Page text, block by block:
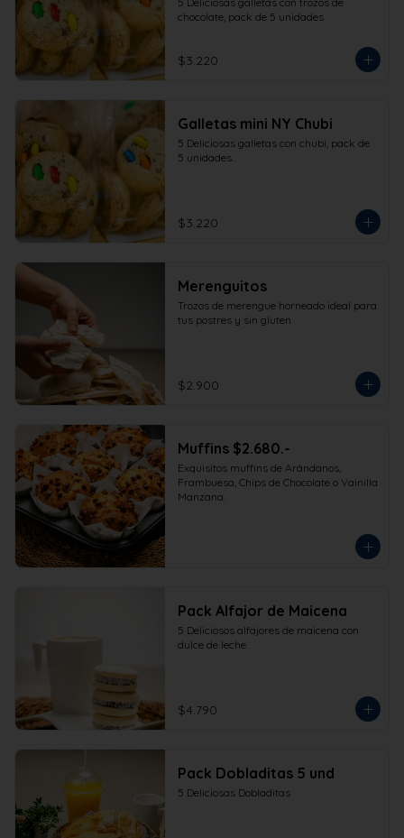
chocolate, pack de 5 unidades.
$3.220
Galletas mini NY Chubi
5 Deliciosas galletas con chubi, pack de
5 unidades.
$3.220
Merenguitos
Trozos de merengue horneado ideal para
tus postres y sin gluten
$2.900
Muffins $2.680.-
Exquisitos muffins de Arándanos,
Frambuesa, Chips de Chocolate o Vainilla
Manzana.
Pack Alfajor de Maicena
5 Deliciosos alfajores de maicena con
dulce de leche.
$4.790
Pack Dobladitas 5 und
5 Deliciosas Dobladitas